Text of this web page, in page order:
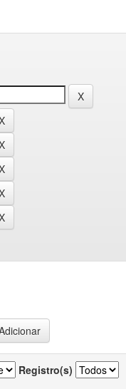
Registro(s)